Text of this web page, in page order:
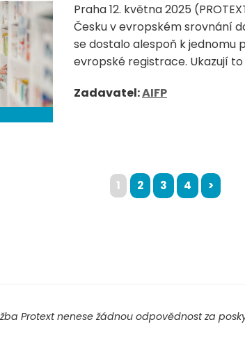
Praha 12. května 2025
Česku v evropském srovnání
se dostalo alespoň k jednomu
evropské registrace. Ukazují
Zadavatel:AIFP
1 2 3 4 >
Protext nenese žádnou odpovědnost za